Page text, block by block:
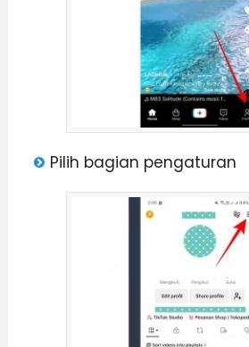
Pilih bagian pengaturan